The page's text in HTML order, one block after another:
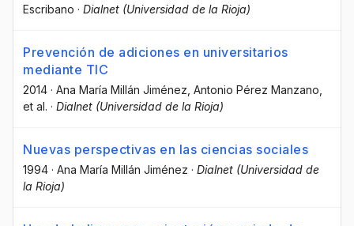
Escribano · Dialnet (Universidad de la Rioja)
Prevención de adiciones en universitarios
mediante TIC
2014 · Ana María Millán Jiménez , Antonio Pérez Manzano
et al. · Dialnet (Universidad de la Rioja)
Nuevas perspectivas en las ciencias sociales
1994 · Ana María Millán Jiménez · Dialnet (Universidad de
la Rioja)